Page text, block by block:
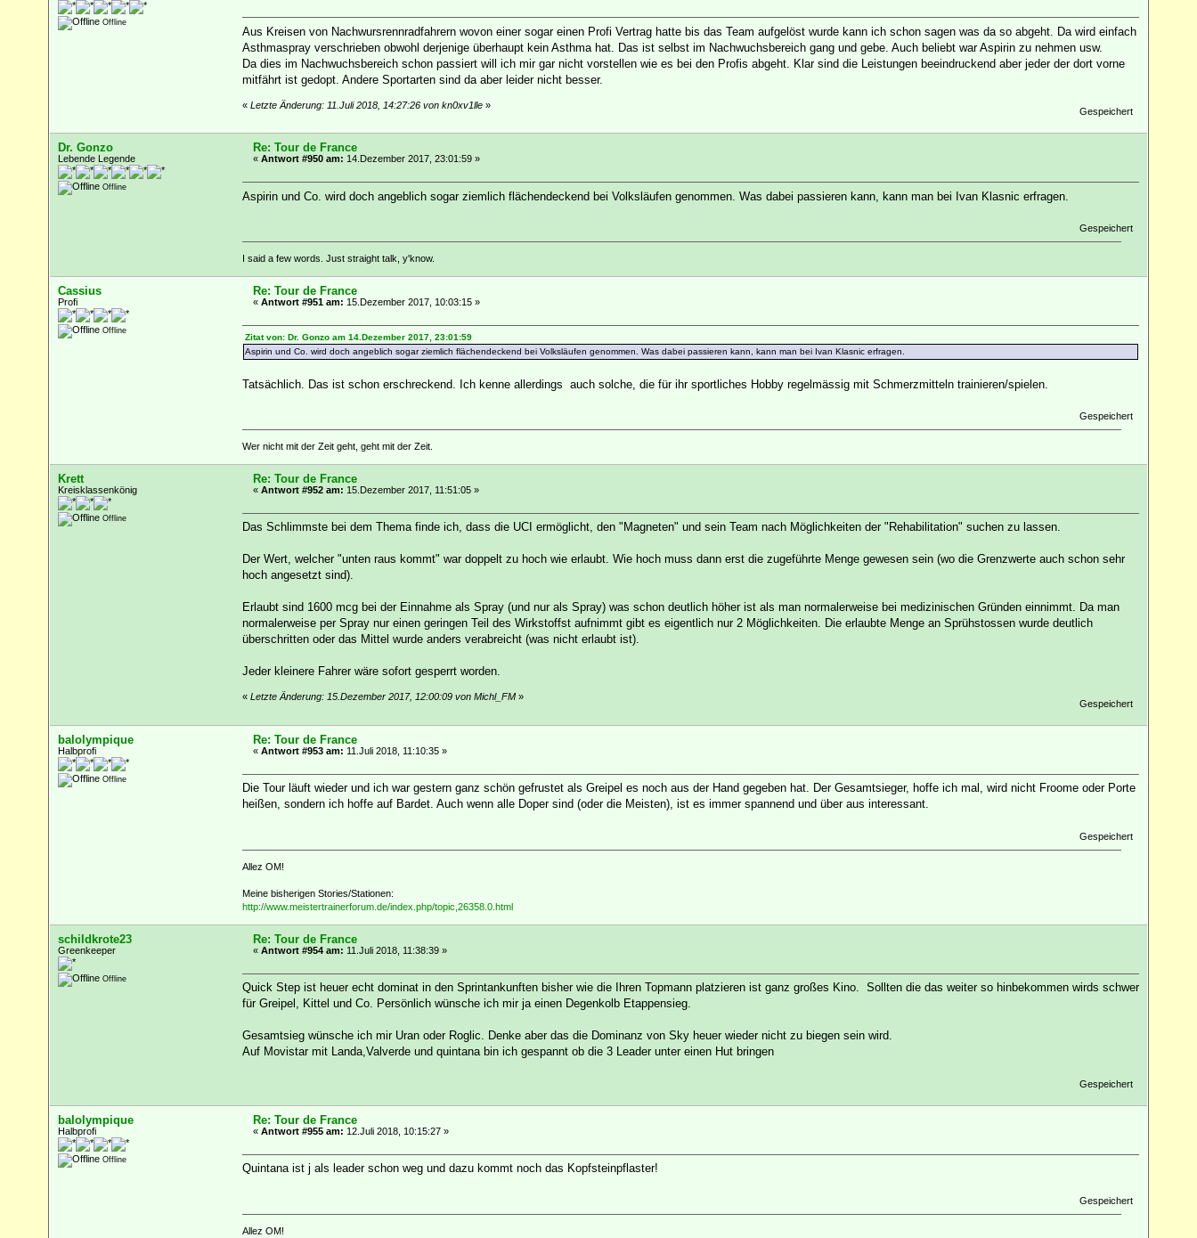
Offline
Aus Kreisen von Nachwursrennradfahrern wovon einer sogar einen Profi Vertrag hatte bis das Team aufgelöst wurde kann ich schon sagen was da so abgeht. Da wird einfach
Asthmaspray verschrieben obwohl derjenige überhaupt kein Asthma hat. Das ist selbst im Nachwuchsbereich gang und gebe. Auch beliebt war Aspirin zu nehmen usw.
Da dies im Nachwuchsbereich schon passiert will ich mir gar nicht vorstellen wie es bei den Profis abgeht. Klar sind die Leistungen beeindruckend aber jeder der dort vorne
mitfährt ist gedopt. Andere Sportarten sind da aber leider nicht besser.
« Letzte Änderung: 11.Juli 2018, 14:27:26 von kn0xv1lle»
Gespeichert
Dr. Gonzo
Lebende Legende
Offline
Re: Tour de France
« Antwort #950 am: 14.Dezember 2017, 23:01:59 »
Aspirin und Co. wird doch angeblich sogar ziemlich flächendeckend bei Volksläufen genommen. Was dabei passieren kann, kann man bei Ivan Klasnic erfragen.
Gespeichert
I said a few words. Just straight talk, y'know.
Cassius
Profi
Offline
Re: Tour de France
« Antwort #951 am: 15.Dezember 2017, 10:03:15 »
Zitat von: Dr. Gonzo am 14.Dezember 2017, 23:01:59
Aspirin und Co. wird doch angeblich sogar ziemlich flächendeckend bei Volksläufen genommen. Was dabei passieren kann, kann man bei Ivan Klasnic erfragen.
Tatsächlich. Das ist schon erschreckend. Ich kenne allerdings auch solche, die für ihr sportliches Hobby regelmässig mit Schmerzmitteln trainieren/spielen.
Gespeichert
Wer nicht mit der Zeit geht, geht mit der Zeit.
Krett
Kreisklassenkönig
Offline
Re: Tour de France
« Antwort #952 am: 15.Dezember 2017, 11:51:05 »
Das Schlimmste bei dem Thema finde ich, dass die UCI ermöglicht, den "Magneten" und sein Team nach Möglichkeiten der "Rehabilitation" suchen zu lassen.
Der Wert, welcher "unten raus kommt" war doppelt zu hoch wie erlaubt. Wie hoch muss dann erst die zugeführte Menge gewesen sein (wo die Grenzwerte auch schon sehr
hoch angesetzt sind).
Erlaubt sind 1600 mcg bei der Einnahme als Spray (und nur als Spray) was schon deutlich höher ist als man normalerweise bei medizinischen Gründen einnimmt. Da man
normalerweise per Spray nur einen geringen Teil des Wirkstoffst aufnimmt gibt es eigentlich nur 2 Möglichkeiten. Die erlaubte Menge an Sprühstossen wurde deutlich
überschritten oder das Mittel wurde anders verabreicht (was nicht erlaubt ist).
Jeder kleinere Fahrer wäre sofort gesperrt worden.
« Letzte Änderung: 15.Dezember 2017, 12:00:09 von Michl_FM»
Gespeichert
balolympique
Halbprofi
Offline
Re: Tour de France
« Antwort #953 am: 11.Juli 2018, 11:10:35 »
Die Tour läuft wieder und ich war gestern ganz schön gefrustet als Greipel es noch aus der Hand gegeben hat. Der Gesamtsieger, hoffe ich mal, wird nicht Froome oder Porte
heißen, sondern ich hoffe auf Bardet. Auch wenn alle Doper sind (oder die Meisten), ist es immer spannend und über aus interessant.
Gespeichert
Allez OM!
Meine bisherigen Stories/Stationen:
http://www.meistertrainerforum.de/index.php/topic,26358.0.html
schildkrote23
Greenkeeper
Offline
Re: Tour de France
« Antwort #954 am: 11.Juli 2018, 11:38:39 »
Quick Step ist heuer echt dominat in den Sprintankunften bisher wie die Ihren Topmann platzieren ist ganz großes Kino. Sollten die das weiter so hinbekommen wirds schwer
für Greipel, Kittel und Co. Persönlich wünsche ich mir ja einen Degenkolb Etappensieg.
Gesamtsieg wünsche ich mir Uran oder Roglic. Denke aber das die Dominanz von Sky heuer wieder nicht zu biegen sein wird.
Auf Movistar mit Landa,Valverde und quintana bin ich gespannt ob die 3 Leader unter einen Hut bringen
Gespeichert
balolympique
Halbprofi
Offline
Re: Tour de France
« Antwort #955 am: 12.Juli 2018, 10:15:27 »
Quintana ist j als leader schon weg und dazu kommt noch das Kopfsteinpflaster!
Gespeichert
Allez OM!